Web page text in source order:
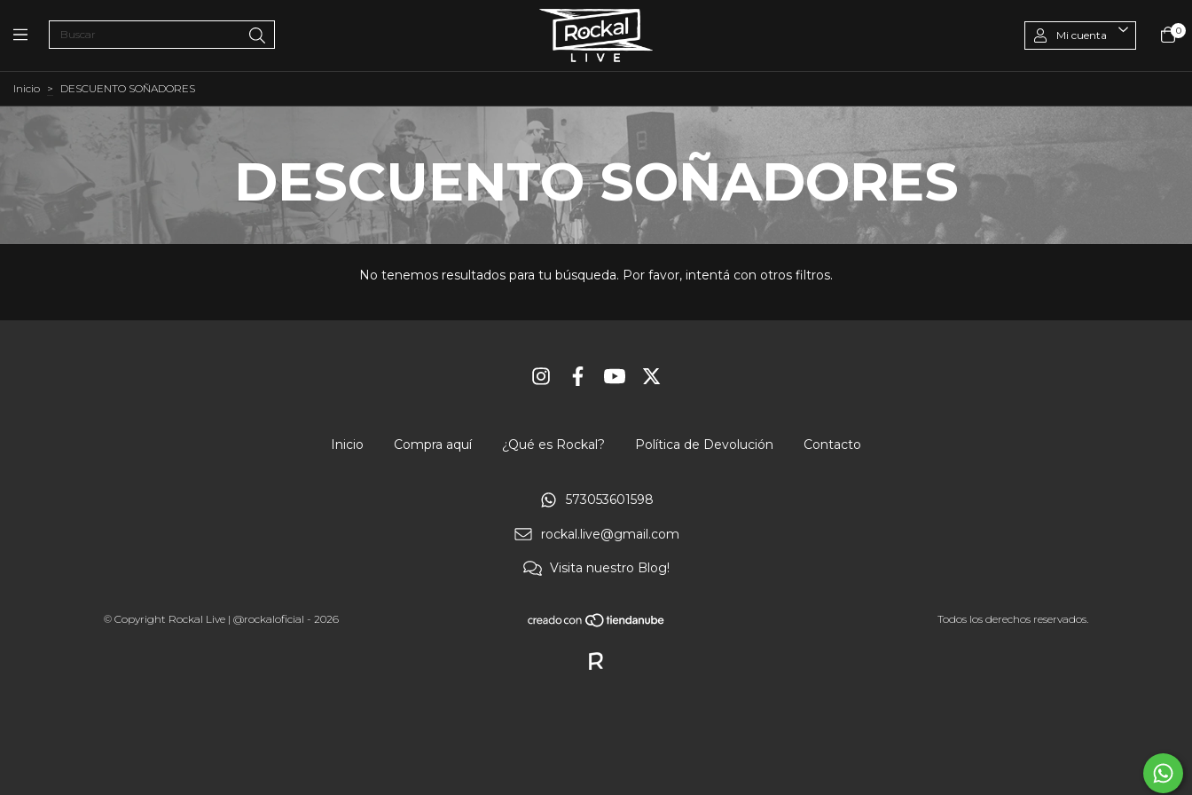
Mi cuenta 0
Inicio > DESCUENTO SOÑADORES
Inicio > DESCUENTO SOÑADORES
DESCUENTO SOÑADORES
No tenemos resultados para tu búsqueda. Por favor, intentá con otros filtros.
Inicio Compra aquí ¿Qué es Rockal? Política de Devolución Contacto
573053601598
rockal.live@gmail.com
Visita nuestro Blog!
© Copyright Rockal Live | @rockaloficial - 2026 Todos los derechos reservados.